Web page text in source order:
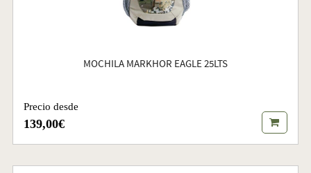
MOCHILA MARKHOR EAGLE 25LTS
Precio desde
139,00€